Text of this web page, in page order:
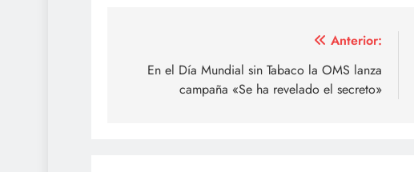
entradas
Anterior:
En el Día Mundial sin Tabaco la OMS lanza
campaña «Se ha revelado el secreto»